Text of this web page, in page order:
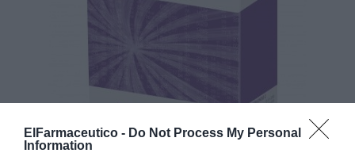
ElFarmaceutico - Do Not Process My Personal
Information